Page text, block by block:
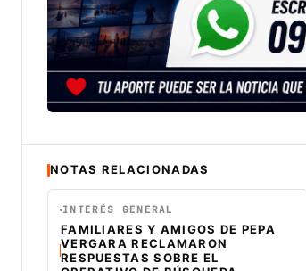
NOTAS RELACIONADAS
INTERÉS GENERAL
FAMILIARES Y AMIGOS DE PEPA
VERGARA RECLAMARON
RESPUESTAS SOBRE EL